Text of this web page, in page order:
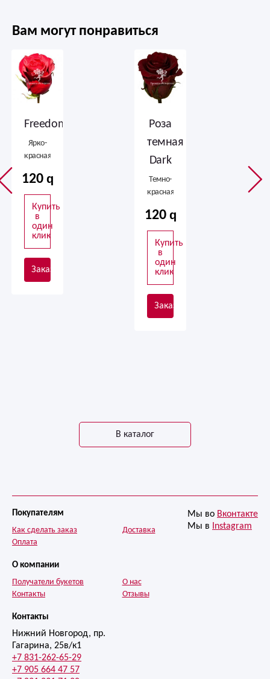
Вам могут понравиться
Freedom
Ярко-
красная,
Freedom
120
Купить
в
один
клик
Заказать
Роза
темная
Dark
Темно-
красная
Dark
120
Купить
в
один
клик
Заказать
В каталог
Контакты
Нижний Новгород, пр.
Гагарина, 25в/к1
+7 831-262-65-29
+7 905 664 47 57
Покупателям
Как сделать заказ
Оплата
Доставка
О компании
Получатели букетов
Контакты
О нас
Отзывы
Мы во Вконтакте
Мы в
Instagram